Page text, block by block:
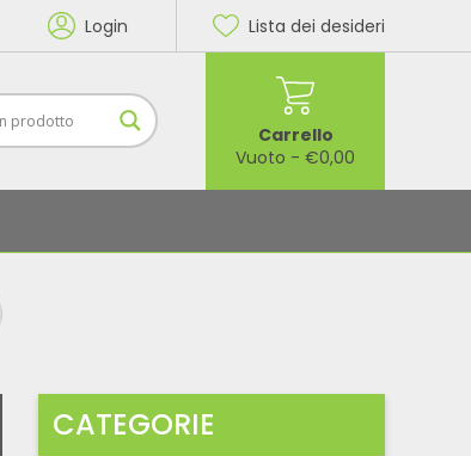
Login Lista dei desideri
Carrello
Vuoto - €0,00
CATEGORIE